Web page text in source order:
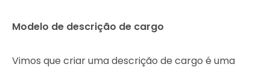
Modelo de descrição de cargo
Vimos que criar uma descrição de cargo é uma